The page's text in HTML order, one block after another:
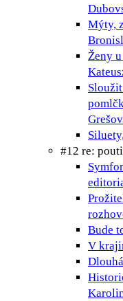
Mýty,
Ženy
#12 re:
Bude
V